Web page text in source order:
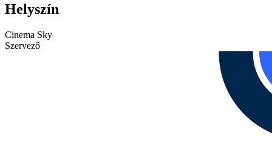
Helyszín
Cinema Sky
Szervező